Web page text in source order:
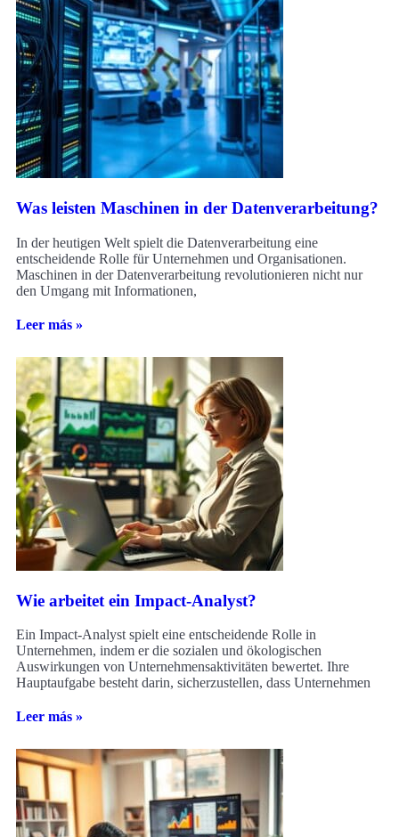
Was leisten Maschinen in der Datenverarbeitung?
In der heutigen Welt spielt die Datenverarbeitung eine
entscheidende Rolle für Unternehmen und Organisationen.
Maschinen in der Datenverarbeitung revolutionieren nicht nur
den Umgang mit Informationen,
Leer más »
Wie arbeitet ein Impact-Analyst?
Ein Impact-Analyst spielt eine entscheidende Rolle in
Unternehmen, indem er die sozialen und ökologischen
Auswirkungen von Unternehmensaktivitäten bewertet. Ihre
Hauptaufgabe besteht darin, sicherzustellen, dass Unternehmen
Leer más »